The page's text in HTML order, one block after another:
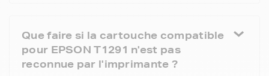
Que faire si la cartouche compatible
pour EPSON T1291 n'est pas
reconnue par l'imprimante ?